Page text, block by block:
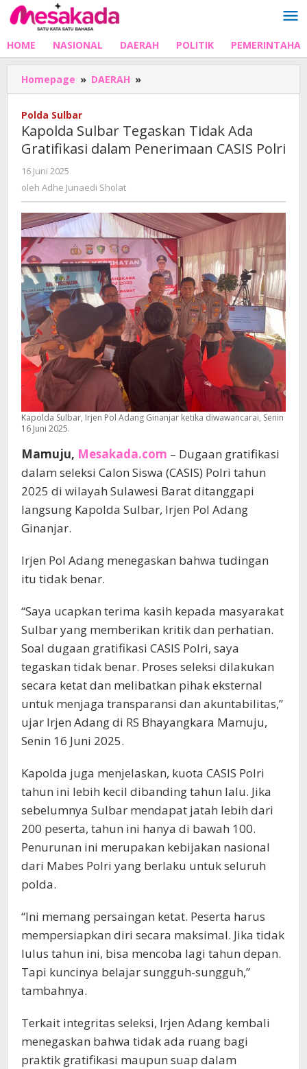
Lewati
ke
HOME NASIONAL DAERAH POLITIK
Homepage » DAERAH »
Sulbar
Ada
Gratifikasi
Polda Sulbar
Kapolda Sulbar Tegaskan Tidak Ada
Gratifikasi dalam Penerimaan CASIS Polri
16 Juni 2025
Adhe
oleh Adhe Junaedi Sholat
Kapolda Sulbar, Irjen Pol Adang Ginanjar ketika diwawancarai, Senin
16 Juni 2025.
Mamuju, Mesakada.com – Dugaan gratifikasi
dalam seleksi Calon Siswa (CASIS) Polri tahun
2025 di wilayah Sulawesi Barat ditanggapi
langsung Kapolda Sulbar, Irjen Pol Adang
Ginanjar.
Irjen Pol Adang menegaskan bahwa tudingan
itu tidak benar.
“Saya ucapkan terima kasih kepada masyarakat
Sulbar yang memberikan kritik dan perhatian.
Soal dugaan gratifikasi CASIS Polri, saya
tegaskan tidak benar. Proses seleksi dilakukan
secara ketat dan melibatkan pihak eksternal
untuk menjaga transparansi dan akuntabilitas,”
ujar Irjen Adang di RS Bhayangkara Mamuju,
Senin 16 Juni 2025.
Kapolda juga menjelaskan, kuota CASIS Polri
tahun ini lebih kecil dibanding tahun lalu. Jika
sebelumnya Sulbar mendapat jatah lebih dari
200 peserta, tahun ini hanya di bawah 100.
Penurunan ini merupakan kebijakan nasional
dari Mabes Polri yang berlaku untuk seluruh
polda.
“Ini memang persaingan ketat. Peserta harus
mempersiapkan diri secara maksimal. Jika tidak
lulus tahun ini, bisa mencoba lagi tahun depan.
Tapi kuncinya belajar sungguh-sungguh,”
tambahnya.
Terkait integritas seleksi, Irjen Adang kembali
menegaskan bahwa tidak ada ruang bagi
praktik gratifikasi maupun suap dalam